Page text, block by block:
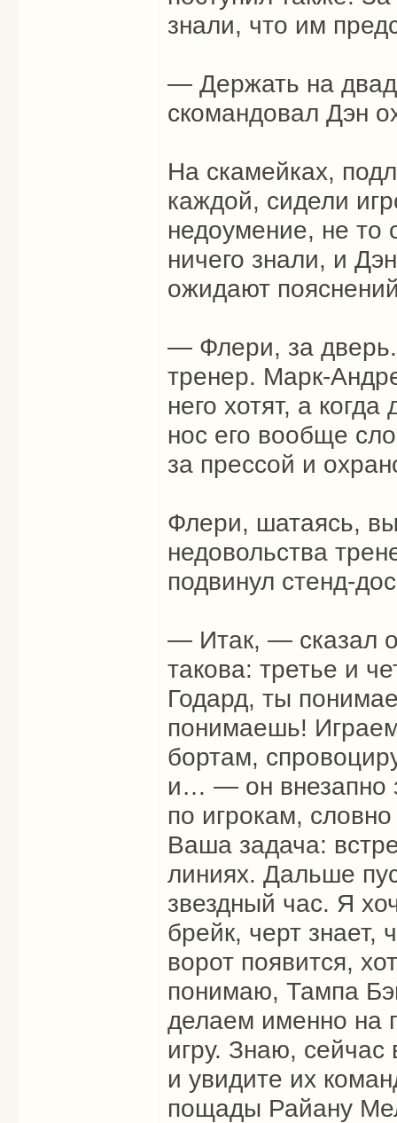
знали, что им
— Держать на
скомандовал Дэн
На скамейках,
каждой, сидели
недоумение, не то
ничего знали, и
ожидают
— Флери, за
тренер. Марк-
него хотят, а
нос его вообще
за прессой и
Флери, шатаясь,
недовольства
подвинул стенд-
— Итак, — сказал
такова: третье и
Годард, ты
понимаешь!
бортам,
и… — он внезапно
по игрокам,
Ваша задача:
линиях. Дальше
звездный час. Я
брейк, черт знает,
ворот появится,
понимаю, Тампа
делаем именно на
игру. Знаю, сейчас
и увидите их
пощады Райану